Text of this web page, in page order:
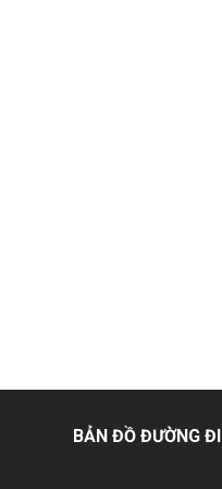
BẢN ĐỒ ĐƯỜNG ĐI